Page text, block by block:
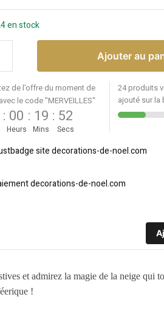
en stock
Ajouter au
de l'offre du moment de
le code "MERVEILLES"
: 00
Heurs
: 19
Mins
: 52
Secs
24 produits
ajouté sur la
et admirez la magie de la neige qui
!